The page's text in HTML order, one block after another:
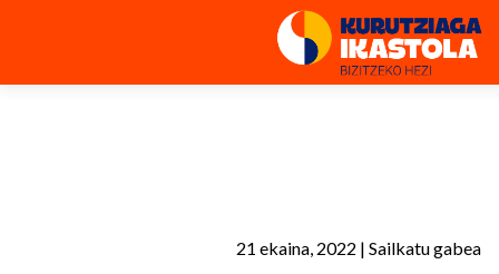
21 ekaina, 2022 | Sailkatu gabea